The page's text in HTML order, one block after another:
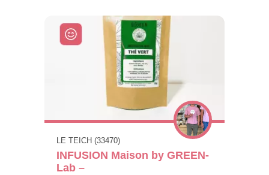
LE TEICH (33470)
INFUSION Maison by GREEN-
Lab –